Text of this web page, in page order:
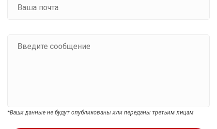
*Ваши данные не будут опубликованы или переданы третьим лицам